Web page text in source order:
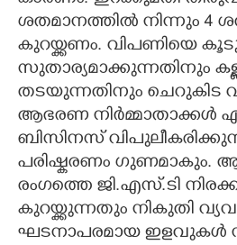
ശതമാനത്തിൽ നിന്നും 4
കുറയ്ക്കണം. വിപണിയെ
സുതാര്യമാക്കുന്നതിനും
തടയുന്നതിനും ചെറുകിട
ആഭരണ നിർമ്മാതാക്കൾ
ബിസിനസ്
പരിഷ്കരണം ഗുണമാകും.
രംഗത്തെ ജി.എസ്.ടി
കുറയ്ക്കുന്നതും നികുതി
ഘടനാപരമായ